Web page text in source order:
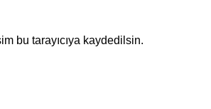
bu tarayıcıya kaydedilsin.